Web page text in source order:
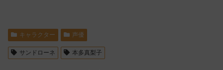
キャラクター 声優
サンドローネ 本多真梨子